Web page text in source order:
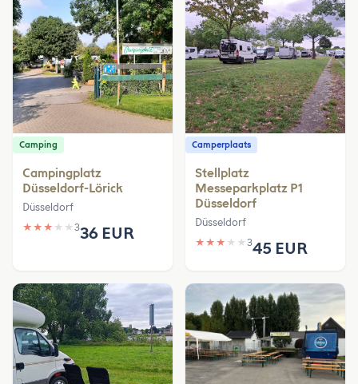
Camping
Campingplatz
Düsseldorf-Lörick
Düsseldorf
★ ★ ★ ★ ★ 336 EUR
Camperplaats
Stellplatz
Messeparkplatz P1
Düsseldorf
Düsseldorf
★ ★ ★ ★ ★ 345 EUR